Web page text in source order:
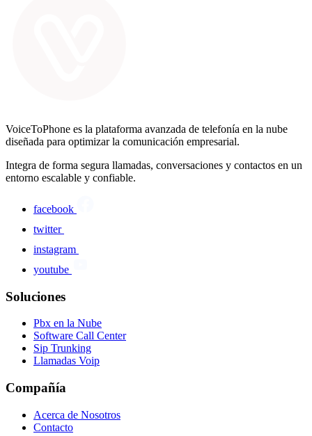
VoiceToPhone es la plataforma avanzada de telefonía en la nube
diseñada para optimizar la comunicación empresarial.
Integra de forma segura llamadas, conversaciones y contactos en un
entorno escalable y confiable.
facebook
twitter
instagram
youtube
Soluciones
Pbx en la Nube
Software Call Center
Sip Trunking
Llamadas Voip
Compañía
Acerca de Nosotros
Contacto